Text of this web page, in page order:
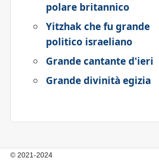
polare britannico
Yitzhak che fu grande
politico israeliano
Grande cantante d'ieri
Grande divinità egizia
© 2021-2024